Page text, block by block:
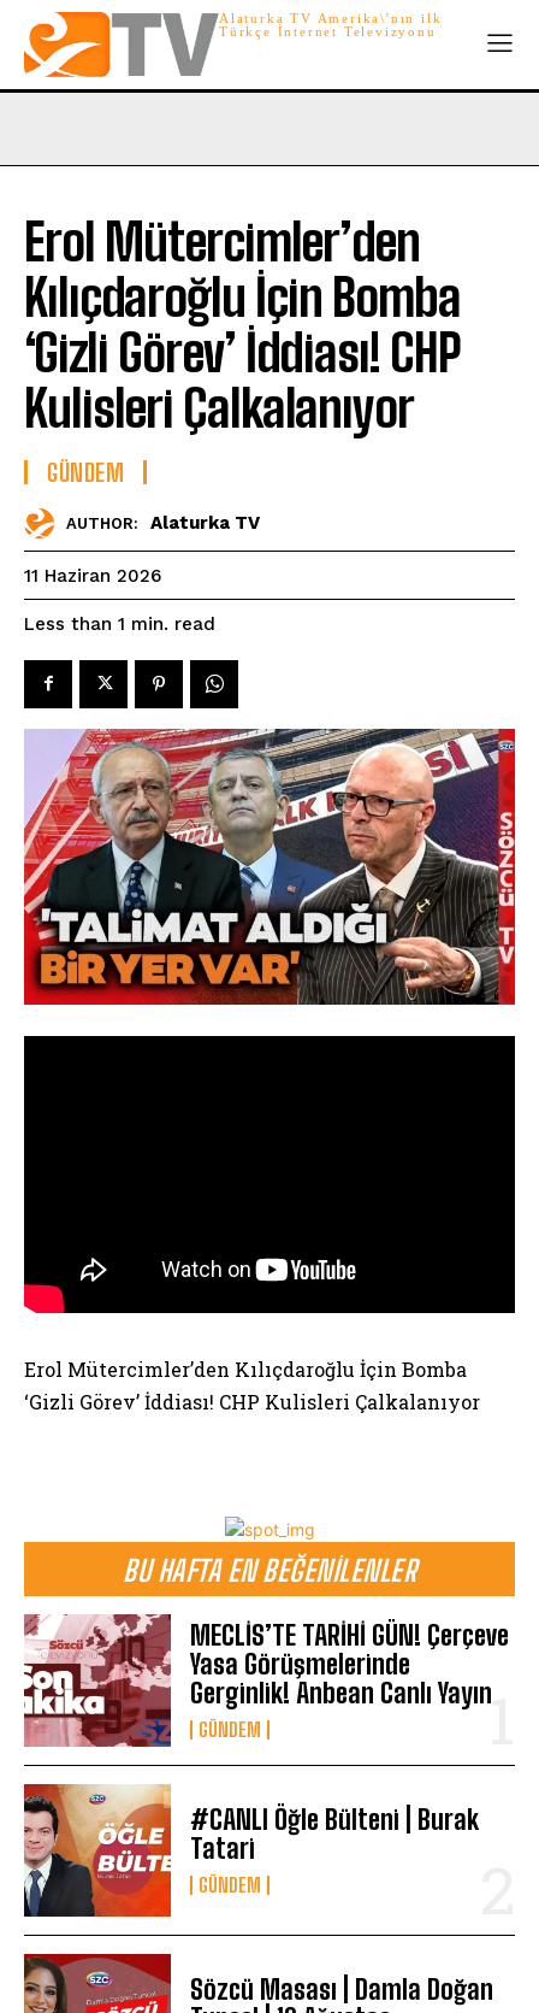
Alaturka TV Amerika\'nın ilk
Türkçe İnternet Televizyonu
BU HAFTA EN BEĞENILENLER
MECLİS’TE TARİHİ GÜN! Çerçeve
Yasa Görüşmelerinde
Gerginlik! Anbean Canlı Yayın
GÜNDEM
#CANLI Öğle Bülteni | Burak
Tatari
GÜNDEM
Sözcü Masası | Damla Doğan
Erol Mütercimler’den
Kılıçdaroğlu İçin Bomba
‘Gizli Görev’ İddiası! CHP
Kulisleri Çalkalanıyor
GÜNDEM
AUTHOR: Alaturka TV
11 Haziran 2026
Less than 1 min. read
Erol Mütercimler’den Kılıçdaroğlu İçin Bomba
‘Gizli Görev’ İddiası! CHP Kulisleri Çalkalanıyor